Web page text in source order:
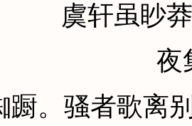
虞轩虽眇
夜
蹰。骚者歌离